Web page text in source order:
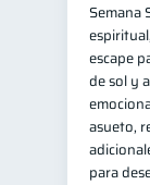
Semana
escape
de sol y
asueto,
para